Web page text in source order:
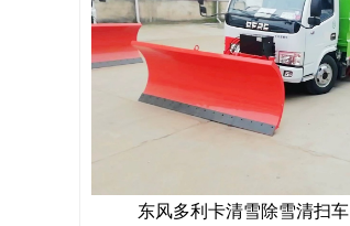
东风多利卡清雪除雪清扫车